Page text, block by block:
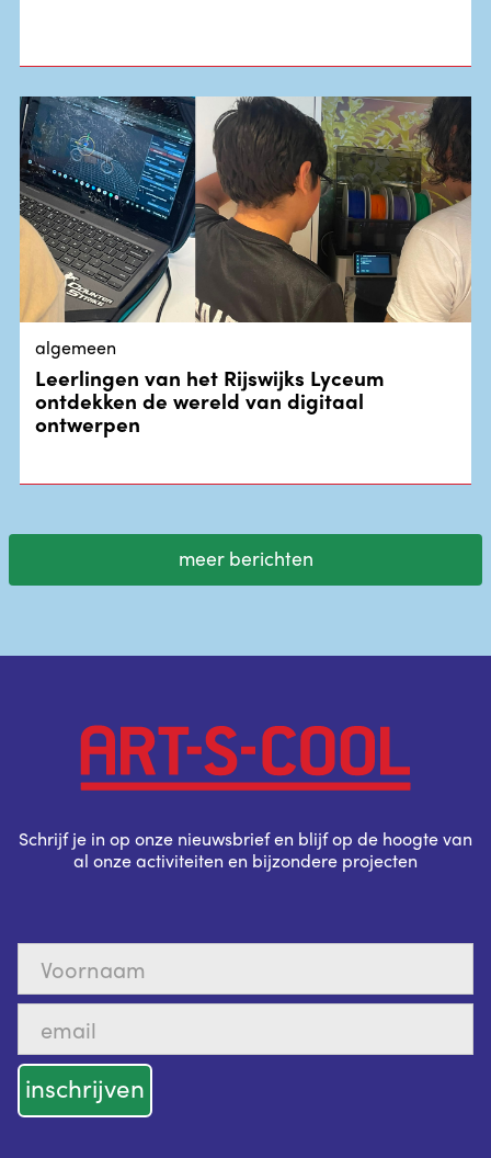
algemeen
Leerlingen van het Rijswijks Lyceum
ontdekken de wereld van digitaal
ontwerpen
meer berichten
Schrijf je in op onze nieuwsbrief en blijf op de hoogte van
al onze activiteiten en bijzondere projecten